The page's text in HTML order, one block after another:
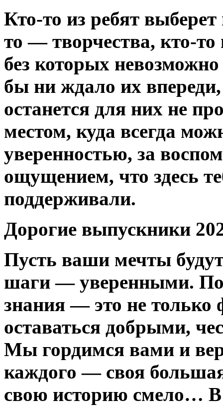
Кто-то из ребят
то — творчества, кто-то
без которых
бы ни ждало их
останется для них не
местом, куда всегда
уверенностью, за
ощущением, что здесь
поддерживали.
Дорогие выпускники
Пусть ваши мечты
шаги — уверенными.
знания — это не
оставаться добрыми,
Мы гордимся вами и
каждого — своя
свою историю смело…